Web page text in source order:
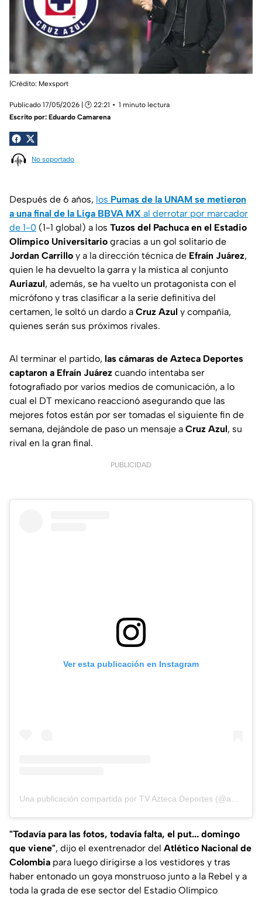
|Crédito: Mexsport
Publicado 17/05/2026 | 🕑 22:21
1 minuto lectura
Escrito por: Eduardo Camarena
No soportado
Después de 6 años, los Pumas de la UNAM se metieron
a una final de la Liga BBVA MX al derrotar por marcador
de 1-0 (1-1 global) a los Tuzos del Pachuca en el Estadio
Olímpico Universitario gracias a un gol solitario de
Jordan Carrillo y a la dirección técnica de Efraín Juárez,
quien le ha devuelto la garra y la mística al conjunto
Auriazul, además, se ha vuelto un protagonista con el
micrófono y tras clasificar a la serie definitiva del
certamen, le soltó un dardo a Cruz Azul y compañía,
quienes serán sus próximos rivales.
Al terminar el partido, las cámaras de Azteca Deportes
captaron a Efraín Juárez cuando intentaba ser
fotografiado por varios medios de comunicación, a lo
cual el DT mexicano reaccionó asegurando que las
mejores fotos están por ser tomadas el siguiente fin de
semana, dejándole de paso un mensaje a Cruz Azul, su
rival en la gran final.
PUBLICIDAD
Ver esta publicación en Instagram
Una publicación compartida por TV Azteca Deportes (@aztecadeportes)
"Todavía para las fotos, todavía falta, el put... domingo
que viene", dijo el exentrenador del Atlético Nacional de
Colombia para luego dirigirse a los vestidores y tras
haber entonado un goya monstruoso junto a la Rebel y a
toda la grada de ese sector del Estadio Olímpico